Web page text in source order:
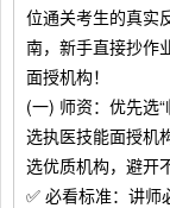
位通关考生的真实
南，新手直接抄作
面授机构！
(一) 师资：优先选
选执医技能面授机
选优质机构，避开
✅ 必看标准：讲